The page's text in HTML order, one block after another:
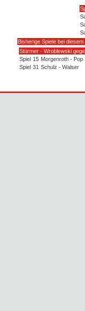
Bisherige Spiele bei
Stürmer - Wroblewski
Spiel 15 Morgenroth - Pop
Spiel 31 Schulz - Walser